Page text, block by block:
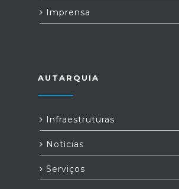
Imprensa
AUTARQUIA
Infraestruturas
Notícias
Serviços